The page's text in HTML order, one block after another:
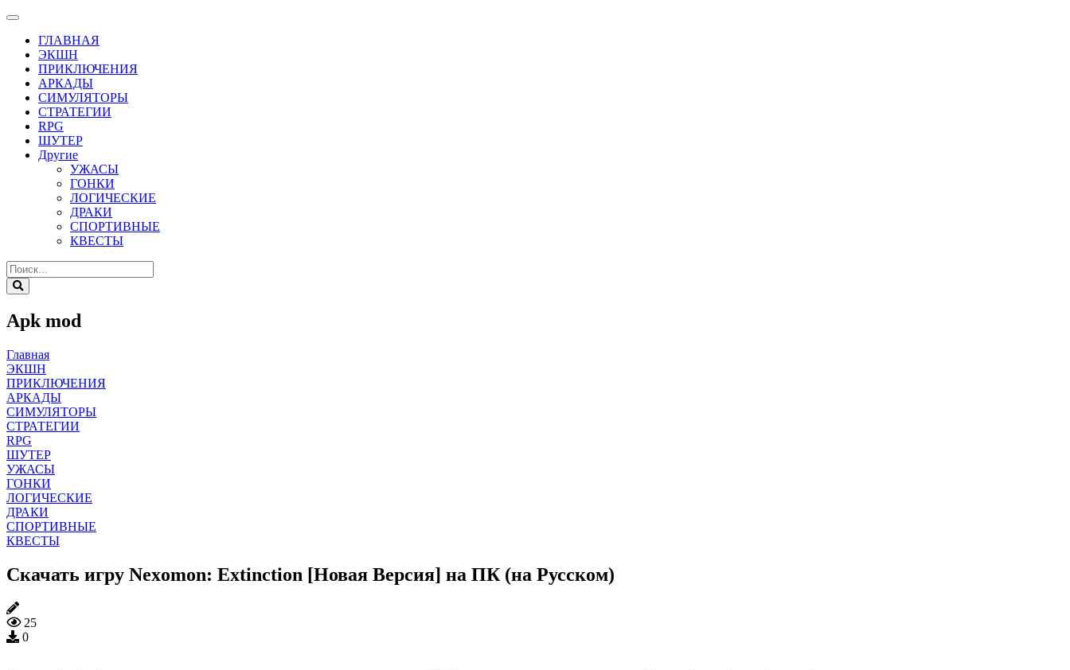
ГЛАВНАЯ
ЭКШН
ПРИКЛЮЧЕНИЯ
АРКАДЫ
СИМУЛЯТОРЫ
СТРАТЕГИИ
RPG
ШУТЕР
Другие
УЖАСЫ
ГОНКИ
ЛОГИЧЕСКИЕ
ДРАКИ
СПОРТИВНЫЕ
КВЕСТЫ
Apk mod
Главная
ЭКШН
ПРИКЛЮЧЕНИЯ
АРКАДЫ
СИМУЛЯТОРЫ
СТРАТЕГИИ
RPG
ШУТЕР
УЖАСЫ
ГОНКИ
ЛОГИЧЕСКИЕ
ДРАКИ
СПОРТИВНЫЕ
КВЕСТЫ
Скачать игру Nexomon: Extinction [Новая Версия] на ПК (на Русском)
25
0